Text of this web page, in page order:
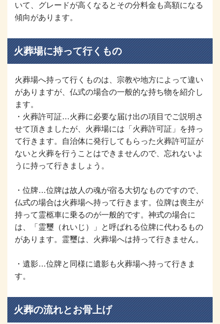
いて、グレードが高くなるとその分料金も高額になる
傾向があります。
火葬場に持って行くもの
火葬場へ持って行くものは、宗教や地方によって違い
がありますが、仏式の場合の一般的な持ち物を紹介し
ます。
・火葬許可証…火葬に必要な届け出の項目でご説明さ
せて頂きましたが、火葬場には「火葬許可証」を持っ
て行きます。自治体に発行してもらった火葬許可証が
ないと火葬を行うことはできませんので、忘れないよ
うに持って行きましょう。
・位牌…位牌は故人の魂が宿る大切なものですので、
仏式の場合は火葬場へ持って行きます。位牌は喪主が
持って霊柩車に乗るのが一般的です。神式の場合に
は、「霊璽（れいじ）」と呼ばれる位牌に代わるもの
があります。霊璽は、火葬場へは持って行きません。
・遺影…位牌と同様に遺影も火葬場へ持って行きま
す。
火葬の流れとお骨上げ